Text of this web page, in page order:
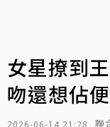
女星撩到
吻還想佔
2026-06-14 21:28 聯